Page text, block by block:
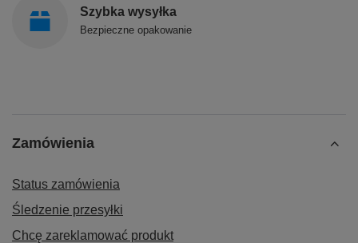
Szybka wysyłka
Bezpieczne opakowanie
Zamówienia
Status zamówienia
Śledzenie przesyłki
Chcę zareklamować produkt